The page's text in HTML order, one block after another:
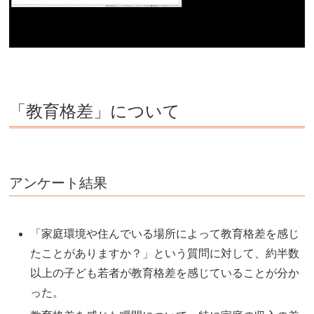
「教育格差」について
アンケート結果
「家庭環境や住んでいる場所によって教育格差を感じ
たことがありますか？」という質問に対して、約半数
以上の子ども若者が教育格差を感じていることが分か
った。